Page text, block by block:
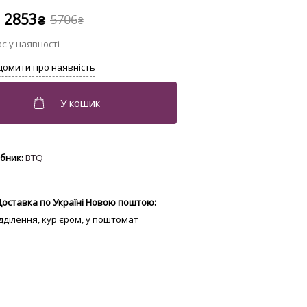
5706₴
2853₴
BTQ
по Україні Новою поштою:
кур'єром, у поштомат